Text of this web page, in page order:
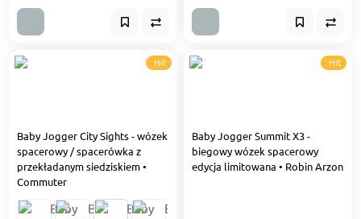
Hit
Baby Jogger City Sights - wózek
spacerowy / spacerówka z
przekładanym siedziskiem •
Commuter
Hit
Baby Jogger Summit X3 -
biegowy wózek spacerowy
edycja limitowana • Robin Arzon